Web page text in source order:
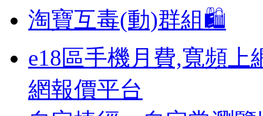
淘寶互毒(動)群組🛍️
e18區手機月費,寬頻上
網報價平台